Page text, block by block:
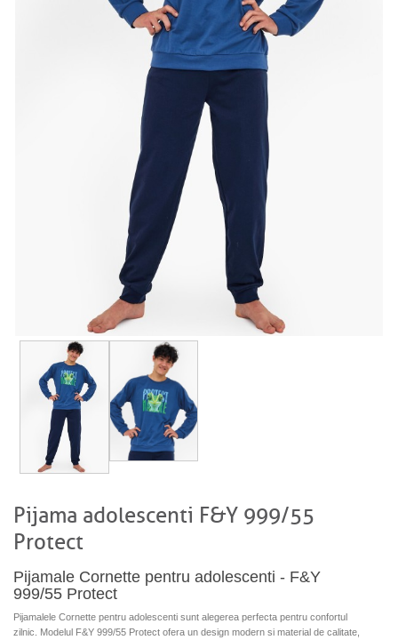
Pijama adolescenti F&Y 999/55
Protect
Pijamale Cornette pentru adolescenti - F&Y
999/55 Protect
Pijamalele Cornette pentru adolescenti sunt alegerea perfecta pentru confortul
zilnic. Modelul F&Y 999/55 Protect ofera un design modern si material de calitate,